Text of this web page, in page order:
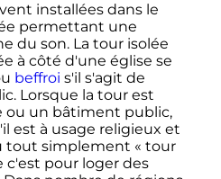
installées dans le
permettant une
du son. La tour isolée
à côté d'une église se
beffroi s'il s'agit de
Lorsque la tour est
ou un bâtiment public,
est à usage religieux et
tout simplement « tour
c'est pour loger des